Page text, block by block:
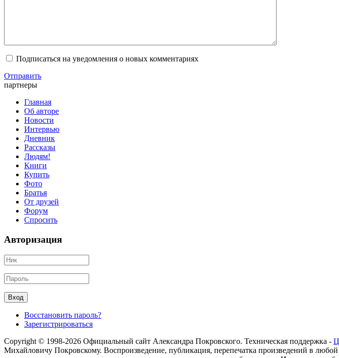
Подписаться на уведомления о новых комментариях
Отправить
партнеры
Главная
Об авторе
Новости
Интервью
Дневник
Рассказы
Людям!
Книги
Купить
Фото
Братья
От друзей
Форум
Спросить
Авторизация
Восстановить пароль?
Зарегистрироваться
Copyright © 1998-2026 Официальный сайт Александра Покровского. Техническая поддержка -
Михайловичу Покровскому. Воспроизведение, публикация, перепечатка произведений в